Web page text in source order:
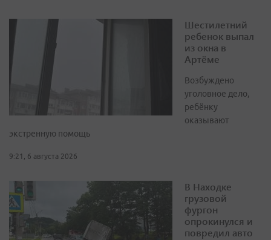
Шестилетний
ребенок выпал
из окна в
Артёме
Возбуждено
уголовное дело,
ребёнку
оказывают
экстренную помощь
9:21, 6 августа 2026
В Находке
грузовой
фургон
опрокинулся и
повредил авто